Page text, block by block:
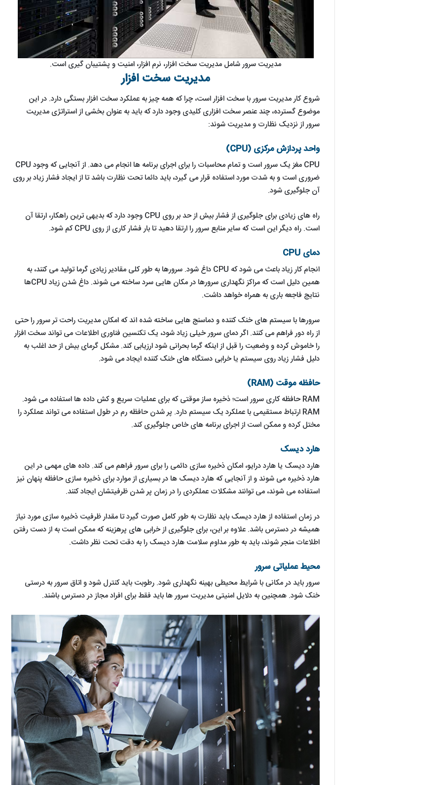
مدیریت سرور شامل مدیریت سخت افزار، نرم افزار، امنیت و پشتیبان گیری است.
مدیریت سخت افزار
شروع کار مدیریت سرور با سخت افزار است، چرا که همه چیز به عملکرد سخت افزار بستگی دارد. در این
موضوع گسترده، چند عنصر سخت افزاری کلیدی وجود دارد که باید به عنوان بخشی از استراتژی مدیریت
سرور از نزدیک نظارت و مدیریت شوند:
واحد پردازش مرکزی (CPU)
CPU مغز یک سرور است و تمام محاسبات را برای اجرای برنامه ها انجام می دهد. از آنجایی که وجود CPU
ضروری است و به شدت مورد استفاده قرار می گیرد، باید دائما تحت نظارت باشد تا از ایجاد فشار زیاد بر روی
آن جلوگیری شود.
راه های زیادی برای جلوگیری از فشار بیش از حد بر روی CPU وجود دارد که بدیهی ترین راهکار، ارتقا آن
است. راه دیگر این است که سایر منابع سرور را ارتقا دهید تا بار فشار کاری از روی CPU کم شود.
دمای CPU
انجام کار زیاد باعث می شود که CPU داغ شود. سرورها به طور کلی مقادیر زیادی گرما تولید می کنند، به
همین دلیل است که مراکز نگهداری سرورها در مکان هایی سرد ساخته می شوند. داغ شدن زیاد CPUها
نتایج فاجعه باری به همراه خواهد داشت.
سرورها با سیستم های خنک کننده و دماسنج هایی ساخته شده اند که امکان مدیریت راحت تر سرور را حتی
از راه دور فراهم می کنند. اگر دمای سرور خیلی زیاد شود، یک تکنسین فناوری اطلاعات می تواند سخت افزار
را خاموش کرده و وضعیت را قبل از اینکه گرما بحرانی شود ارزیابی کند. مشکل گرمای بیش از حد اغلب به
دلیل فشار زیاد روی سیستم یا خرابی دستگاه های خنک کننده ایجاد می شود.
حافظه موقت (RAM)
RAM حافظه کاری سرور است؛ ذخیره ساز موقتی که برای عملیات سریع و کش داده ها استفاده می شود.
RAM ارتباط مستقیمی با عملکرد یک سیستم دارد. پر شدن حافظه رم در طول استفاده می تواند عملکرد را
مختل کرده و ممکن است از اجرای برنامه های خاص جلوگیری کند.
هارد دیسک
هارد دیسک یا هارد درایو، امکان ذخیره سازی دائمی را برای سرور فراهم می کند. داده های مهمی در این
هارد ذخیره می شوند و از آنجایی که هارد دیسک ها در بسیاری از موارد برای ذخیره سازی حافظه پنهان نیز
استفاده می شوند، می توانند مشکلات عملکردی را در زمان پر شدن ظرفیتشان ایجاد کنند.
در زمان استفاده از هارد دیسک باید نظارت به طور کامل صورت گیرد تا مقدار ظرفیت ذخیره سازی مورد نیاز
همیشه در دسترس باشد. علاوه بر این، برای جلوگیری از خرابی های پرهزینه که ممکن است به از دست رفتن
اطلاعات منجر شوند، باید به طور مداوم سلامت هارد دیسک را به دقت تحت نظر داشت.
محیط عملیاتی سرور
سرور باید در مکانی با شرایط محیطی بهینه نگهداری شود. رطوبت باید کنترل شود و اتاق سرور به درستی
خنک شود. همچنین به دلایل امنیتی مدیریت سرور ها باید فقط برای افراد مجاز در دسترس باشند.
آموزش
نصب
لینوکس
با
VMware
1403/05/01
آموزش نصب
معرفی
10مورد
از
سایت
ها
برای
بهترین وب
سایت ها برای
لیست
سایت‌های
ایرانی
لیست